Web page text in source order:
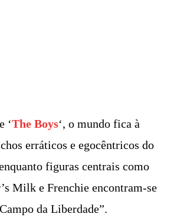
‘The Boys‘, o mundo fica à
erráticos e egocêntricos do
figuras centrais como
Milk e Frenchie encontram-se
da Liberdade”.